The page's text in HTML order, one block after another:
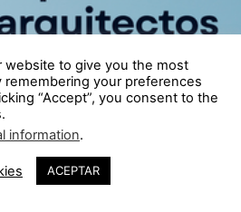
website to give you the most
remembering your preferences
“Accept”, you consent to the
information.
ACEPTAR